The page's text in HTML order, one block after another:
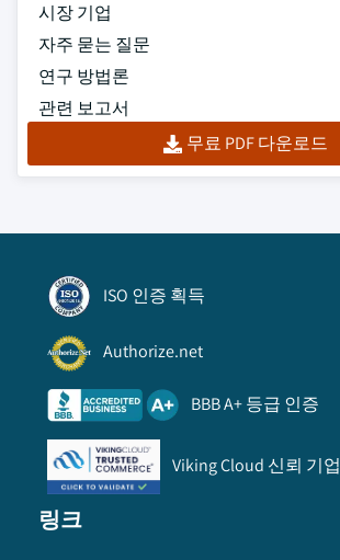
시장 기업
자주 묻는 질문
연구 방법론
관련 보고서
무료 PDF 다운로드
ISO 인증 획득
Authorize.net
BBB A+ 등급 인증
Viking Cloud 신뢰 기업
링크